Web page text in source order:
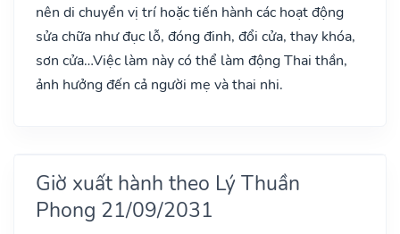
nên di chuyển vị trí hoặc tiến hành các hoạt động
sửa chữa như đục lỗ, đóng đinh, đổi cửa, thay khóa,
sơn cửa…Việc làm này có thể làm động Thai thần,
ảnh hưởng đến cả người mẹ và thai nhi.
Giờ xuất hành theo Lý Thuần
Phong 21/09/2031